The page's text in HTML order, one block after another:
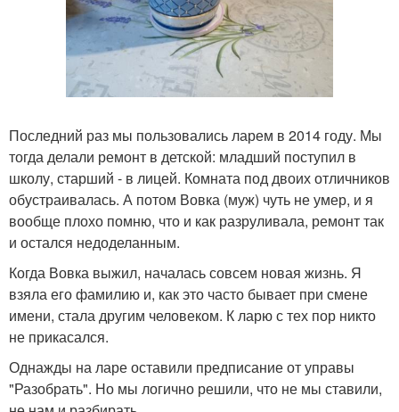
Последний раз мы пользовались ларем в 2014 году. Мы
тогда делали ремонт в детской: младший поступил в
школу, старший - в лицей. Комната под двоих отличников
обустраивалась. А потом Вовка (муж) чуть не умер, и я
вообще плохо помню, что и как разруливала, ремонт так
и остался недоделанным.
Когда Вовка выжил, началась совсем новая жизнь. Я
взяла его фамилию и, как это часто бывает при смене
имени, стала другим человеком. К ларю с тех пор никто
не прикасался.
Однажды на ларе оставили предписание от управы
"Разобрать". Но мы логично решили, что не мы ставили,